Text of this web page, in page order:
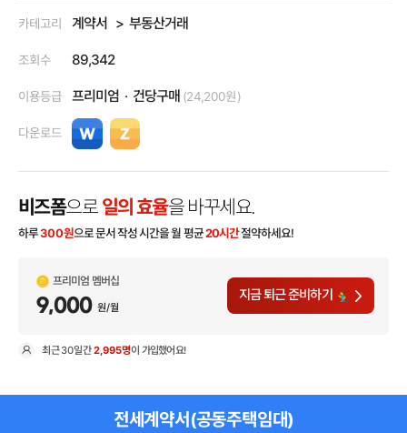
카테고리 계약서 부동산거래
조회수 89,342
이용등급 프리미엄 건당구매 (24,200원)
다운로드
비즈폼으로 일의 효율을 바꾸세요.
하루300원으로 문서 작성 시간을 월 평균20시간절약하세요!
프리미엄 멤버십
9,000 원/월
지금 퇴근 준비하기
최근30일간2,995명이 가입했어요!
전세계약서(공동주택임대)